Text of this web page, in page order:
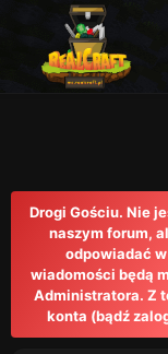
Drogi Gościu. Nie
naszym forum,
odpowiadać
wiadomości będą
Administratora. Z
konta (bądź